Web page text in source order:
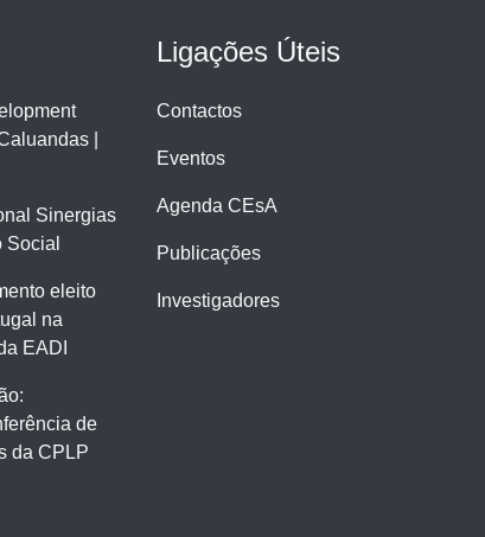
|
Sinergias
Social
eleito
na
EADI
de
da CPLP
Ligações Úteis
Contactos
Eventos
Agenda CEsA
Publicações
Investigadores